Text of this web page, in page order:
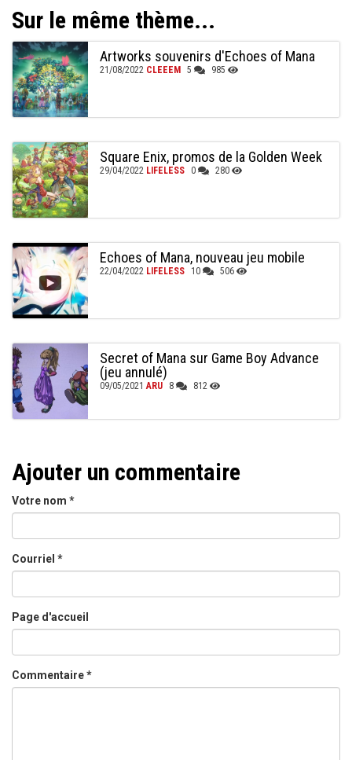
Sur le même thème...
Artworks souvenirs d'Echoes of Mana
21/08/2022 CLEEEM 5 985
Square Enix, promos de la Golden Week
29/04/2022 LIFELESS 0 280
Echoes of Mana, nouveau jeu mobile
22/04/2022 LIFELESS 10 506
Secret of Mana sur Game Boy Advance
(jeu annulé)
09/05/2021ARU 8 812
Ajouter un commentaire
Votre nom *
Courriel *
Page d'accueil
Commentaire*